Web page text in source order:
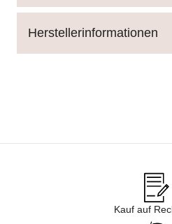
Herstellerinformationen
Kauf auf